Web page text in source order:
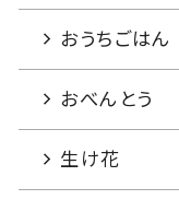
おうちごはん
おべんとう
生け花